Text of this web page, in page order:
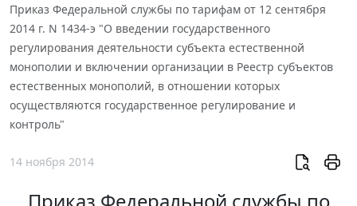
Приказ Федеральной службы по тарифам от 12 сентября
2014 г. N 1434-э "О введении государственного
регулирования деятельности субъекта естественной
монополии и включении организации в Реестр субъектов
естественных монополий, в отношении которых
осуществляются государственное регулирование и
контроль"
14 ноября 2014